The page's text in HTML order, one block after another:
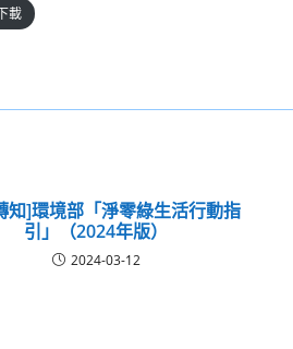
載
知]環境部「淨零綠生活行動指
引」（2024年版）
2024-03-12